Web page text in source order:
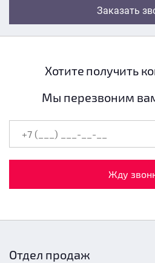
Заказать
Хотите получить
Мы перезвоним
Жду
Отдел продаж